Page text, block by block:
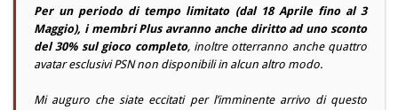
Per un periodo di tempo limitato (dal 18 Aprile fino al 3
Maggio), i membri Plus avranno anche diritto ad uno sconto
del 30% sul gioco completo, inoltre otterranno anche quattro
avatar esclusivi PSN non disponibili in alcun altro modo.
Mi auguro che siate eccitati per l’imminente arrivo di questo